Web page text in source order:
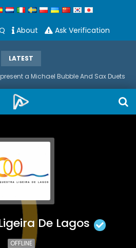
About Ask Verification
LATEST
a Michael Bubble And Sax Duets
De Lagos
OFFLINE